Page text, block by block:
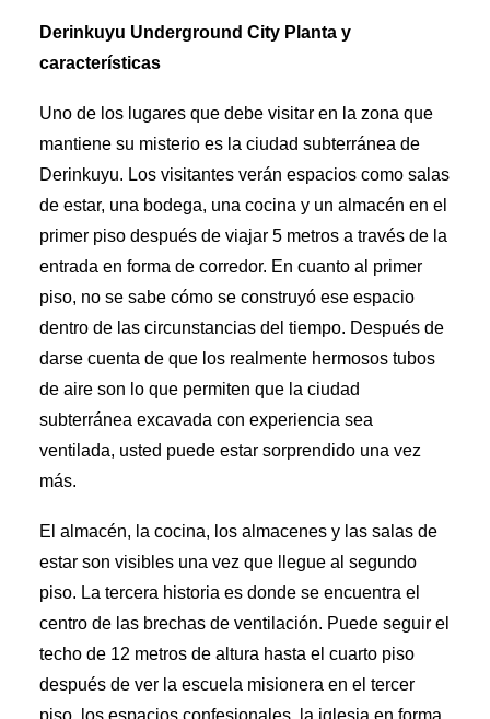
Derinkuyu Underground City Planta y
características
Uno de los lugares que debe visitar en la zona que
mantiene su misterio es la ciudad subterránea de
Derinkuyu. Los visitantes verán espacios como salas
de estar, una bodega, una cocina y un almacén en el
primer piso después de viajar 5 metros a través de la
entrada en forma de corredor. En cuanto al primer
piso, no se sabe cómo se construyó ese espacio
dentro de las circunstancias del tiempo. Después de
darse cuenta de que los realmente hermosos tubos
de aire son lo que permiten que la ciudad
subterránea excavada con experiencia sea
ventilada, usted puede estar sorprendido una vez
más.
El almacén, la cocina, los almacenes y las salas de
estar son visibles una vez que llegue al segundo
piso. La tercera historia es donde se encuentra el
centro de las brechas de ventilación. Puede seguir el
techo de 12 metros de altura hasta el cuarto piso
después de ver la escuela misionera en el tercer
piso, los espacios confesionales, la iglesia en forma